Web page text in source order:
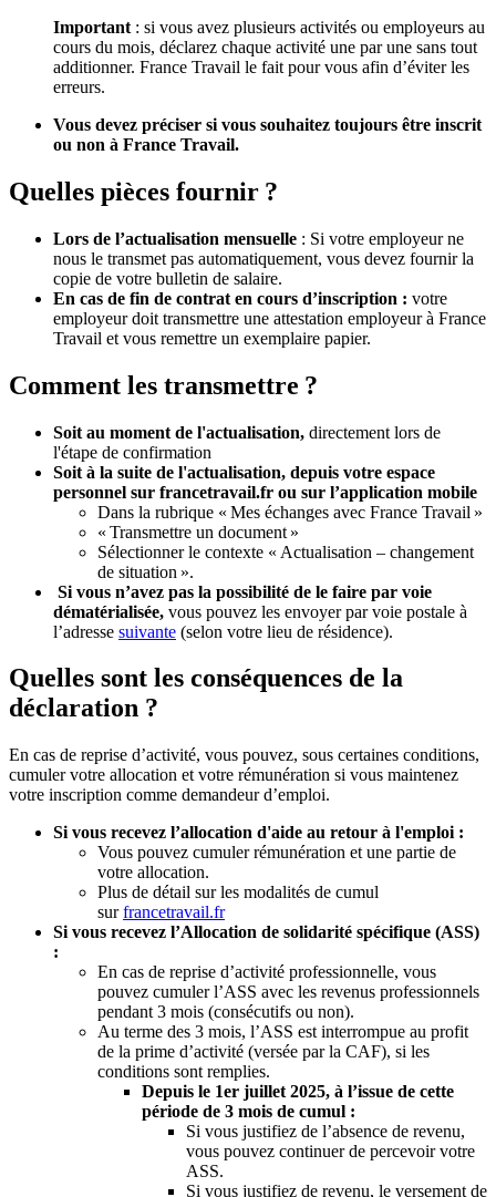
Important : si vous avez plusieurs activités ou employeurs au
cours du mois, déclarez chaque activité une par une sans tout
additionner. France Travail le fait pour vous afin d’éviter les
erreurs.
Vous devez préciser si vous souhaitez toujours être inscrit
ou non à France Travail.
Quelles pièces fournir ?
Lors de l’actualisation mensuelle : Si votre employeur ne
nous le transmet pas automatiquement, vous devez fournir la
copie de votre bulletin de salaire.
En cas de fin de contrat en cours d’inscription : votre
employeur doit transmettre une attestation employeur à France
Travail et vous remettre un exemplaire papier.
Comment les transmettre ?
Soit au moment de l'actualisation, directement lors de
l'étape de confirmation
Soit à la suite de l'actualisation, depuis votre espace
personnel sur francetravail.fr ou sur l’application mobile
Dans la rubrique « Mes échanges avec France Travail »
« Transmettre un document »
Sélectionner le contexte « Actualisation – changement
de situation ».
Si vous n’avez pas la possibilité de le faire par voie
dématérialisée, vous pouvez les envoyer par voie postale à
l’adresse suivante (selon votre lieu de résidence).
Quelles sont les conséquences de la
déclaration ?
En cas de reprise d’activité, vous pouvez, sous certaines conditions,
cumuler votre allocation et votre rémunération si vous maintenez
votre inscription comme demandeur d’emploi.
Si vous recevez l’allocation d'aide au retour à l'emploi :
Vous pouvez cumuler rémunération et une partie de
votre allocation.
Plus de détail sur les modalités de cumul
surfrancetravail.fr
Si vous recevez l’Allocation de solidarité spécifique (ASS)
:
En cas de reprise d’activité professionnelle, vous
pouvez cumuler l’ASS avec les revenus professionnels
pendant 3 mois (consécutifs ou non).
Au terme des 3 mois, l’ASS est interrompue au profit
de la prime d’activité (versée par la CAF), si les
conditions sont remplies.
Depuis le 1er juillet 2025, à l’issue de cette
période de 3 mois de cumul :
Si vous justifiez de l’absence de revenu,
vous pouvez continuer de percevoir votre
ASS.
Si vous justifiez de revenu, le versement de